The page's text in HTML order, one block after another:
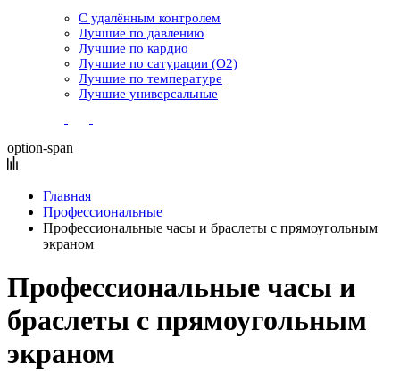
С удалённым контролем
Лучшие по давлению
Лучшие по кардио
Лучшие по сатурации (О2)
Лучшие по температуре
Лучшие универсальные
option-span
Главная
Профессиональные
Профессиональные часы и браслеты с прямоугольным
экраном
Профессиональные часы и
браслеты с прямоугольным
экраном